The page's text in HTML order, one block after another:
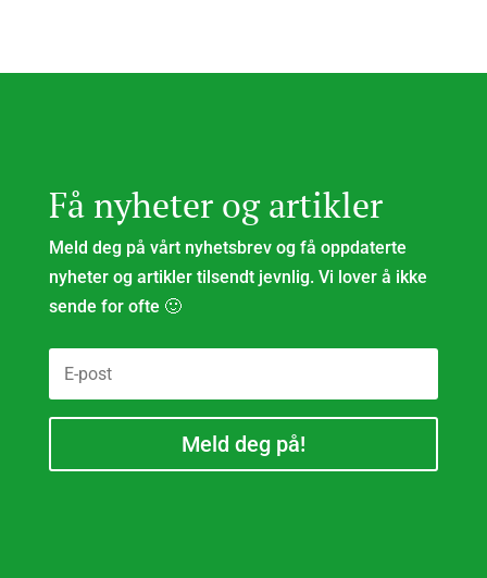
Få nyheter og artikler
Meld deg på vårt nyhetsbrev og få oppdaterte
nyheter og artikler tilsendt jevnlig. Vi lover å ikke
sende for ofte 🙂
Meld deg på!